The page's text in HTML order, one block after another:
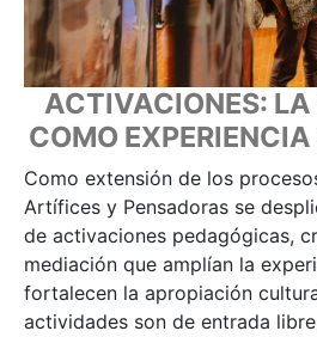
ACTIVACIONES: LA
COMO
Como extensión de los
Artífices y Pensadoras se
de activaciones pedagógicas,
mediación que amplían la
fortalecen la apropiación
actividades son de entrada